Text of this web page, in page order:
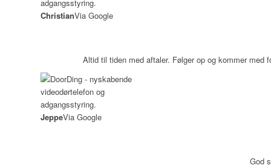
ChristianVia Google
Altid til tiden med aftaler. Følger op og kommer med
JeppeVia Google
God